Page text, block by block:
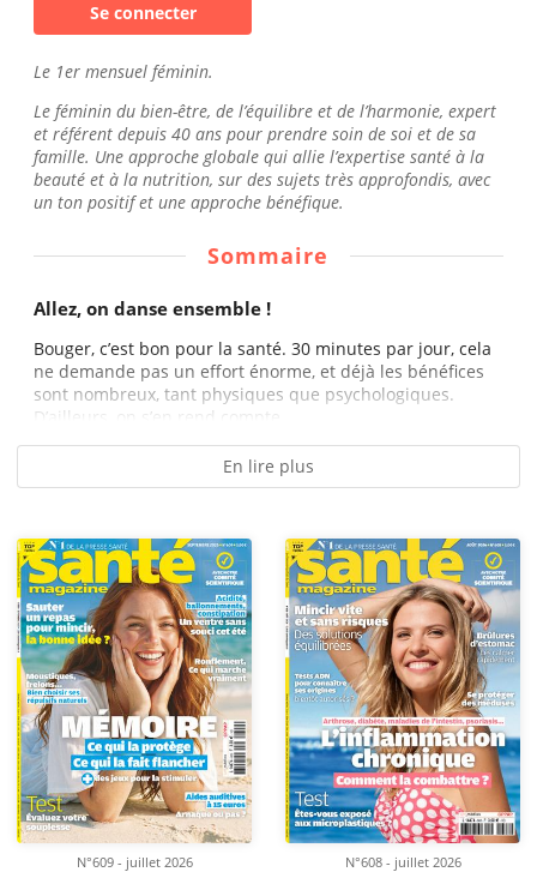
Se connecter
Le 1er mensuel féminin.
Le féminin du bien-être, de l’équilibre et de l’harmonie, expert
et référent depuis 40 ans pour prendre soin de soi et de sa
famille. Une approche globale qui allie l’expertise santé à la
beauté et à la nutrition, sur des sujets très approfondis, avec
un ton positif et une approche bénéfique.
Sommaire
Allez, on danse ensemble !
Bouger, c’est bon pour la santé. 30 minutes par jour, cela
ne demande pas un effort énorme, et déjà les bénéfices
sont nombreux, tant physiques que psychologiques.
D’ailleurs, on s’en rend compte...
En lire plus
N°609 - juillet 2026 N°608 - juillet 2026